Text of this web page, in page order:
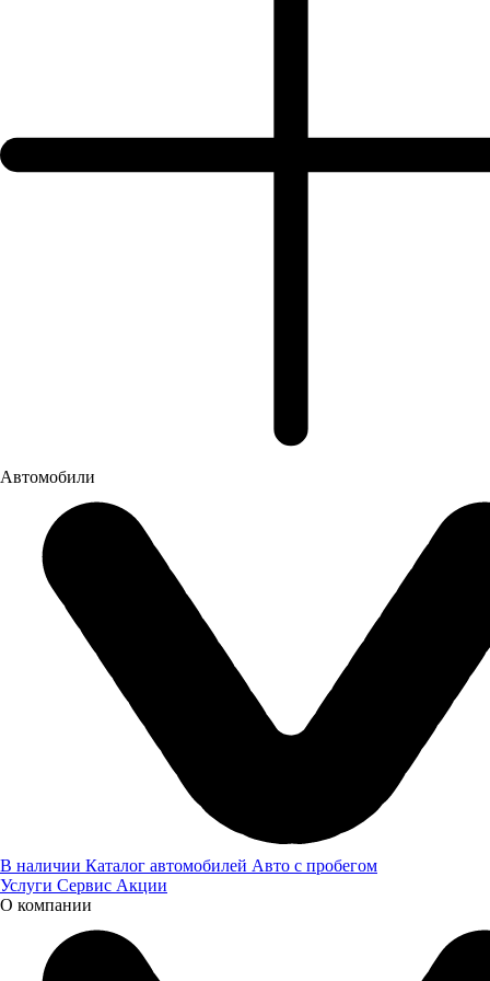
Автомобили
В наличии Каталог автомобилей Авто с пробегом
Услуги Сервис Акции
О компании
Построить маршрут
Пн–Пт с 8:00 до 17:00, Сб–Вс выходной
8 (4752) 43 53 33
Выберите город